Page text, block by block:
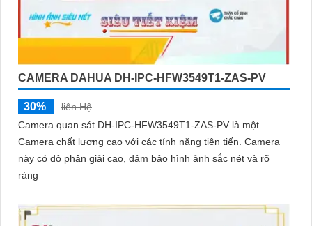
CAMERA DAHUA DH-IPC-HFW3549T1-ZAS-PV
30%
liên Hệ
Camera quan sát DH-IPC-HFW3549T1-ZAS-PV là một
Camera chất lượng cao với các tính năng tiên tiến. Camera
này có độ phân giải cao, đảm bảo hình ảnh sắc nét và rõ
ràng